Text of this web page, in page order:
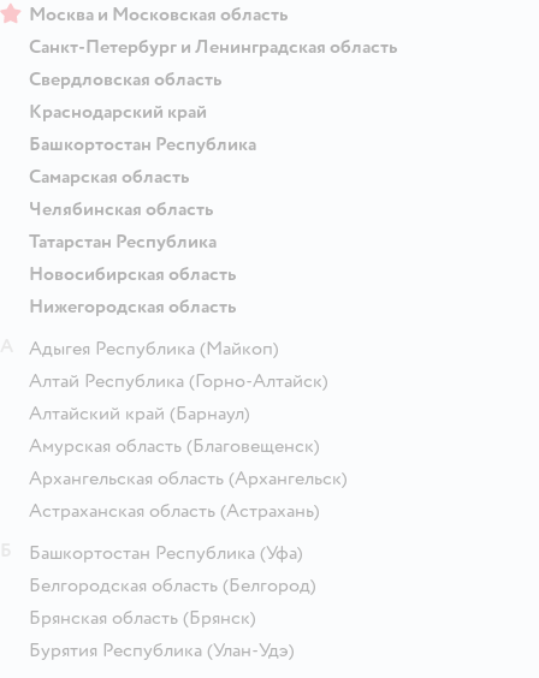
Москва и Московская область
Санкт-Петербург и Ленинградская область
Свердловская область
Краснодарский край
Башкортостан Республика
Самарская область
Челябинская область
Татарстан Республика
Новосибирская область
Нижегородская область
Адыгея Республика (Майкоп)
Алтай Республика (Горно-Алтайск)
Алтайский край (Барнаул)
Амурская область (Благовещенск)
Архангельская область (Архангельск)
Астраханская область (Астрахань)
Башкортостан Республика (Уфа)
Белгородская область (Белгород)
Брянская область (Брянск)
Бурятия Республика (Улан-Удэ)